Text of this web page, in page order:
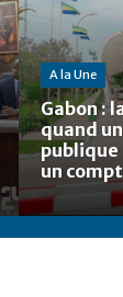
A la Une
Gabon :
quand
publique
un